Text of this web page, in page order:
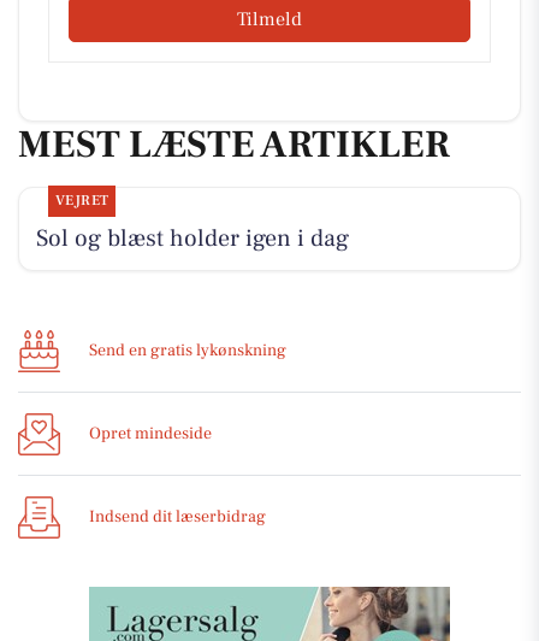
Tilmeld
MEST LÆSTE ARTIKLER
VEJRET
Sol og blæst holder igen i dag
Send en gratis lykønskning
Opret mindeside
Indsend dit læserbidrag